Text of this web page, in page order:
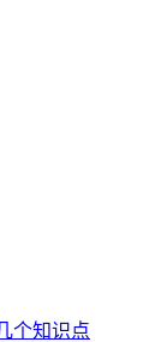
个知识点